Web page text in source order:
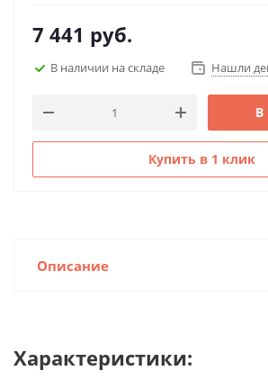
7 441 руб.
В наличии на складе Нашли
В
Купить в 1 клик
Описание
Характеристики: